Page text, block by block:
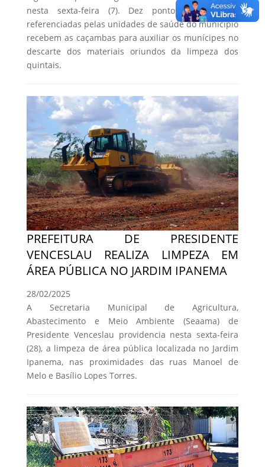
nesta sexta-feira (7). Dez pontos em regiões
referenciadas pelas unidades de saúde do município
recebem as caçambas para auxiliar os munícipes no
descarte dos materiais oriundos da limpeza dos
quintais.
PREFEITURA DE PRESIDENTE
VENCESLAU REALIZA LIMPEZA EM
ÁREA PÚBLICA NO JARDIM IPANEMA
28/02/2025
A Secretaria Municipal de Agricultura,
Abastecimento e Meio Ambiente (Seaama) de
Presidente Venceslau providencia nesta sexta-feira
(28), a limpeza de área pública localizada no Jardim
Ipanema, nas proximidades das ruas Manoel de
Melo e Basílio Lopes Torres.